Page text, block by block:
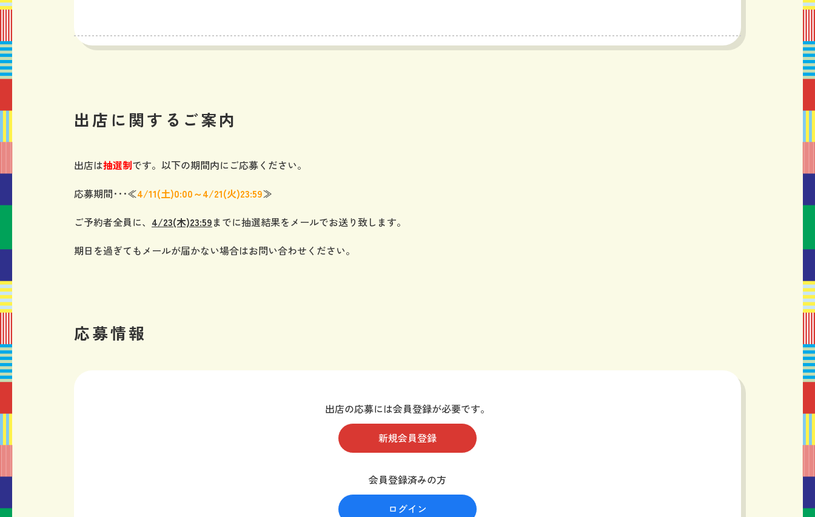
出店に関するご案内
出店は抽選制です。以下の期間内にご応募ください。
応募期間･･･≪4/11(土)0:00～4/21(火)23:59≫
ご予約者全員に、 4/23(木)23:59までに抽選結果をメールでお送り致します。
期日を過ぎてもメールが届かない場合はお問い合わせください。
応募情報
出店の応募には会員登録が必要です。
新規会員登録
会員登録済みの方
ログイン